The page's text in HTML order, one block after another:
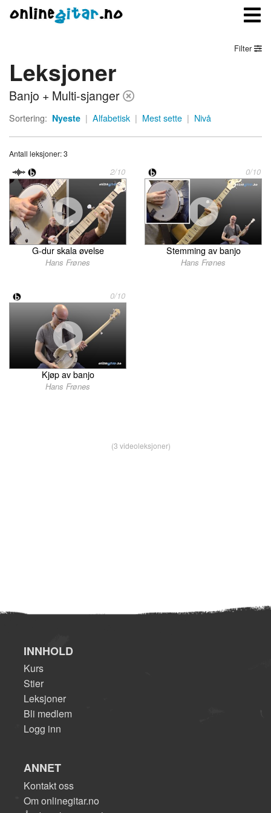
Meny
Logg inn
Kontakt oss
Om onlinegitar.no
Filter
Leksjoner
Banjo + Multi-sjanger
Sortering: Nyeste | Alfabetisk | Mest sette | Nivå
Antall leksjoner: 3
2/10
G-dur skala øvelse
Hans Frønes
0/10
Stemming av banjo
Hans Frønes
0/10
Kjøp av banjo
Hans Frønes
(3 videoleksjoner)
INNHOLD
Kurs
Stier
Leksjoner
Bli medlem
Logg inn
ANNET
Kontakt oss
Om onlinegitar.no